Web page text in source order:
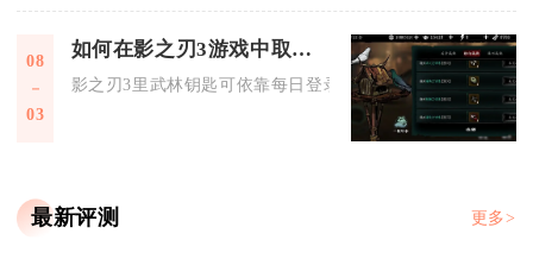
08
03
如何在影之刃3游戏中取得武林钥匙
影之刃3里武林钥匙可依靠每日登录领取、虚空商店兑换、
最新评测 更多>